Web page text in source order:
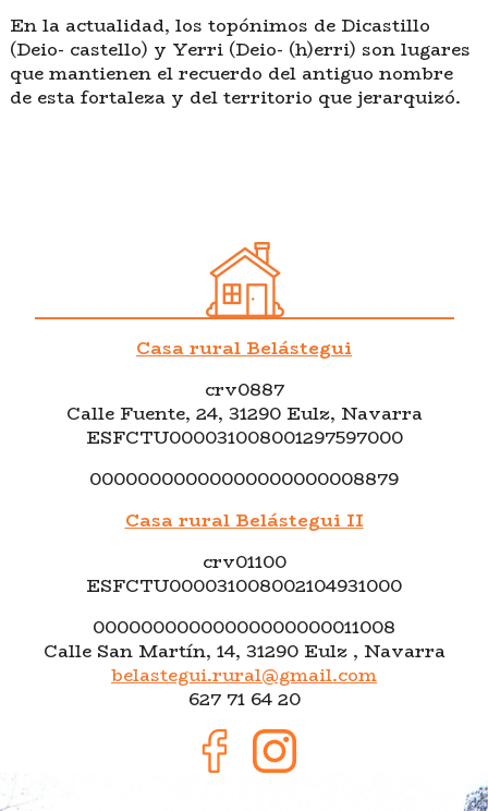
En la actualidad, los topónimos de Dicastillo
(Deio- castello) y Yerri (Deio- (h)erri) son lugares
que mantienen el recuerdo del antiguo nombre
de esta fortaleza y del territorio que jerarquizó.
Casa rural Belástegui
crv0887
Calle Fuente, 24, 31290 Eulz, Navarra
ESFCTU000031008001297597000
00000000000000000000008879
Casa rural Belástegui II
crv01100
ESFCTU000031008002104931000
00000000000000000000011008
Calle San Martín, 14, 31290 Eulz , Navarra
belastegui.rural@gmail.com
627 71 64 20